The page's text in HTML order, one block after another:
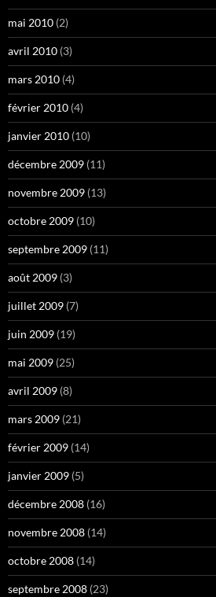
mai 2010 (2)
avril 2010 (3)
mars 2010 (4)
février 2010 (4)
janvier 2010 (10)
décembre 2009 (11)
novembre 2009 (13)
octobre 2009 (10)
septembre 2009 (11)
août 2009 (3)
juillet 2009 (7)
juin 2009 (19)
mai 2009 (25)
avril 2009 (8)
mars 2009 (21)
février 2009 (14)
janvier 2009 (5)
décembre 2008 (16)
novembre 2008 (14)
octobre 2008 (14)
septembre 2008 (23)